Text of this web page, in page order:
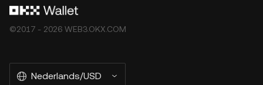
©2017 - 2026 WEB3.OKX.COM
Nederlands/USD